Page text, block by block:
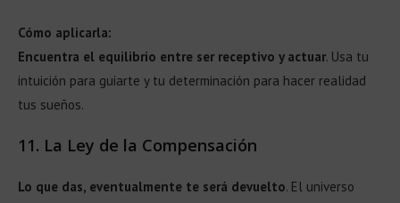
Cómo aplicarla:
Encuentra el equilibrio entre ser receptivo y actuar. Usa tu
intuición para guiarte y tu determinación para hacer realidad
tus sueños.
11. La Ley de la Compensación
Lo que das, eventualmente te será devuelto. El universo